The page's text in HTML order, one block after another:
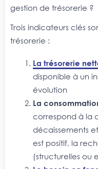
gestion de trésorerie ?
Trois indicateurs clés
trésorerie :
La trésorerie
disponible à un
évolution
La
correspond à la
décaissements
est positif, la
(structurelles ou